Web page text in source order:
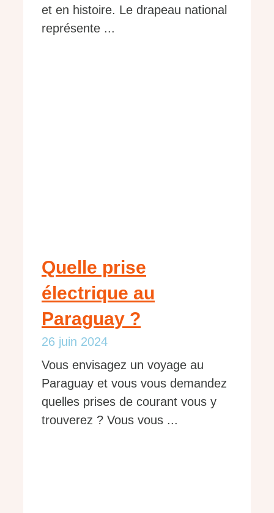
et en histoire. Le drapeau national
représente ...
Quelle prise
électrique au
Paraguay ?
26 juin 2024
Vous envisagez un voyage au
Paraguay et vous vous demandez
quelles prises de courant vous y
trouverez ? Vous vous ...